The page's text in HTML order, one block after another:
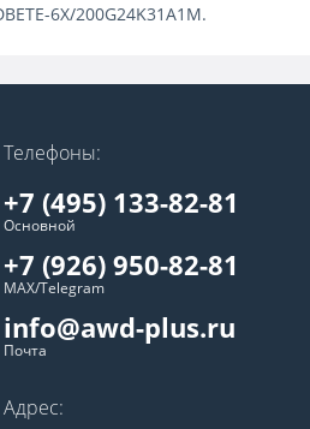
6X/200G24K31A1M.
Телефоны:
+7 (495) 133-82-81
Основной
+7 (926) 950-82-81
MAX/Telegram
info@awd-plus.ru
Почта
Адрес: